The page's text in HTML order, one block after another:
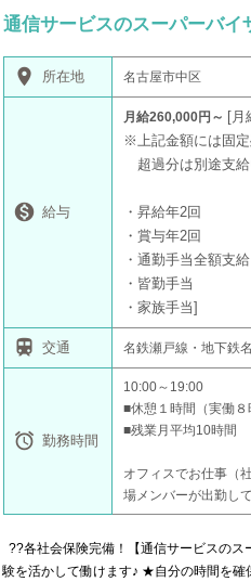
通信サービスのスーパーバイ
place 所在地 名古屋市中区
 給与
月給260,000円～
月
※上記金額には固定
超過分は別途支給
・昇給年2回
・賞与年2回
・通勤手当全額支給
・皆勤手当
・家族手当
 交通 名鉄瀬戸線・地下鉄
 勤務時間
10:00～19:00
■休憩１時間（実働８
■残業月平均10時間
オフィスでお仕事（
場メンバーが出勤し
??各社会保険完備！【通信サービスの
験を活かして働けます♪ ★自分の時間を確